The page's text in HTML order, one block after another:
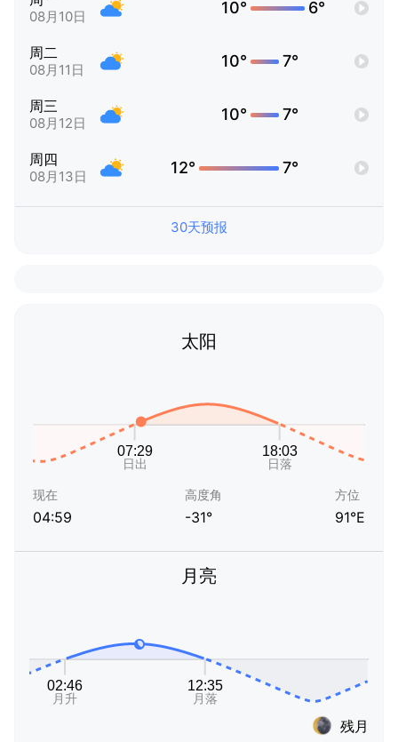
08月10日 10° 6°
周二
08月11日 10° 7°
周三
08月12日 10° 7°
周四
08月13日 12° 7°
30天预报
太阳
现在
04:59
高度角
-31°
方位
91°E
月亮
残月